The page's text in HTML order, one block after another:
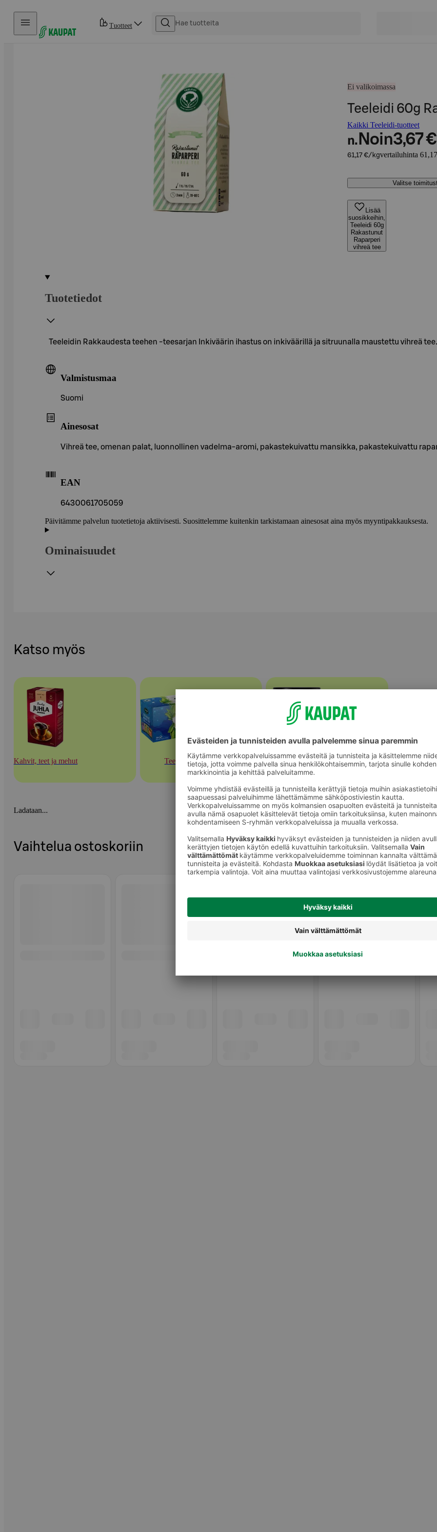
Hyppää sisältöön
Tuotteet
Ei valikoimassa
Teeleidi 60g
Kaikki Teeleidi-tuotteet
n. Noin3,67 €
61,17 €/kgvertailuhinta
Valitse
Lisää
suosikkeihin,
Teeleidi 60g
Rakastunut
Raparperi
vihreä tee
Tuotetiedot
Teeleidin Rakkaudesta teehen -teesarjan Inkiväärin ihastus on inkiväärillä ja sitruunalla maustettu vihreä tee.
Valmistusmaa
Suomi
Ainesosat
Vihreä tee, omenan palat, luonnollinen vadelma-aromi, pakastekuivattu mansikka, pakastekuivattu
EAN
6430061705059
Päivitämme palvelun tuotetietoja aktiivisesti. Suosittelemme kuitenkin tarkistamaan ainesosat aina myös myyntipakkauksesta.
Ominaisuudet
Katso myös
Kahvit, teet ja mehut Teet Irtotee
Ladataan...
Vaihtelua ostoskoriin